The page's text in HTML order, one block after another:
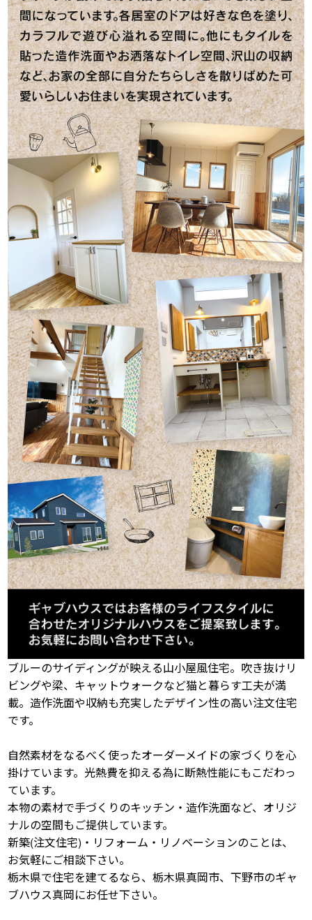
ブルーのサイディングが映える山小屋風住宅。吹き抜けリ
ビングや梁、キャットウォークなど猫と暮らす工夫が満
載。造作洗面や収納も充実したデザイン性の高い注文住宅
です。
自然素材をなるべく使ったオーダーメイドの家づくりを心
掛けています。光熱費を抑える為に断熱性能にもこだわっ
ています。
本物の素材で手づくりのキッチン・造作洗面など、オリジ
ナルの空間もご提供しています。
新築(注文住宅)・リフォーム・リノベーションのことは、
お気軽にご相談下さい。
栃木県で住宅を建てるなら、栃木県真岡市、下野市のギャ
ブハウス真岡にお任せ下さい。